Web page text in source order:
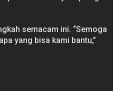
semacam ini. “Semoga
yang bisa kami bantu,”